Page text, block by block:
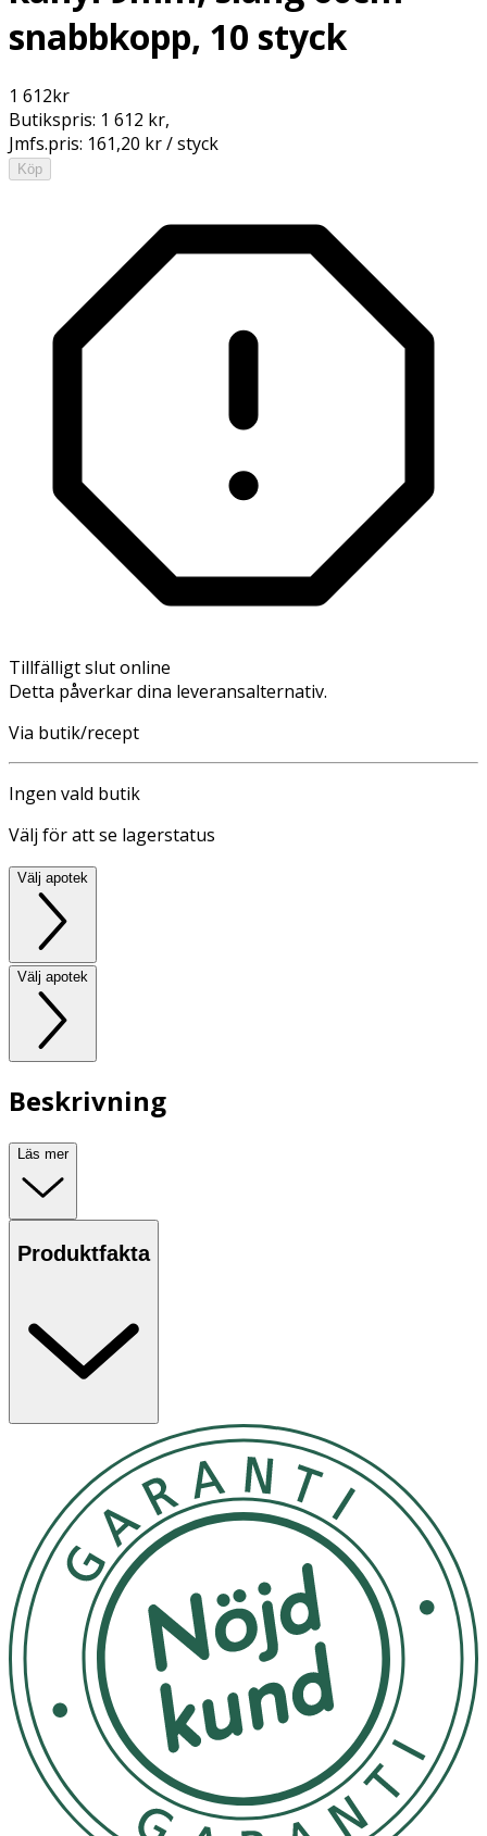
snabbkopp, 10 styck
1 612kr
Butikspris: 1 612 kr,
Jmfs.pris: 161,20 kr / styck
Köp
Tillfälligt slut online
Detta påverkar dina leveransalternativ.
Via butik/recept
Ingen vald butik
Välj för att se lagerstatus
Välj apotek
Välj apotek
Beskrivning
Läs mer
Produktfakta